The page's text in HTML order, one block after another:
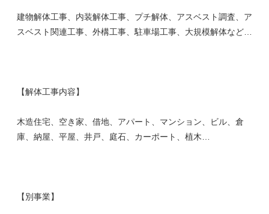
建物解体工事、内装解体工事、プチ解体、アスベスト調査、ア
スベスト関連工事、外構工事、駐車場工事、大規模解体など…
【解体工事内容】
木造住宅、空き家、借地、アパート、マンション、ビル、倉
庫、納屋、平屋、井戸、庭石、カーポート、植木…
【別事業】